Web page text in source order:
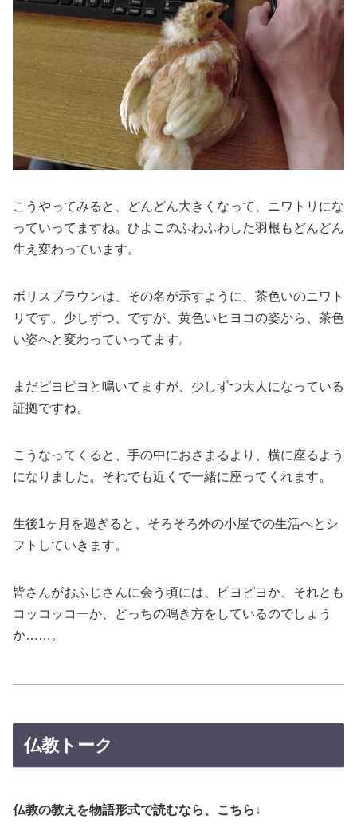
こうやってみると、どんどん大きくなって、ニワトリにな
っていってますね。ひよこのふわふわした羽根もどんどん
生え変わっています。
ボリスブラウンは、その名が示すように、茶色いのニワト
リです。少しずつ、ですが、黄色いヒヨコの姿から、茶色
い姿へと変わっていってます。
まだピヨピヨと鳴いてますが、少しずつ大人になっている
証拠ですね。
こうなってくると、手の中におさまるより、横に座るよう
になりました。それでも近くで一緒に座ってくれます。
生後1ヶ月を過ぎると、そろそろ外の小屋での生活へとシ
フトしていきます。
皆さんがおふじさんに会う頃には、ピヨピヨか、それとも
コッコッコーか、どっちの鳴き方をしているのでしょう
か……。
仏教トーク
仏教の教えを物語形式で読むなら、こちら↓